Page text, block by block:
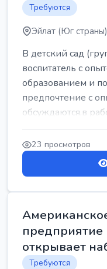
Требуются
Эйлат (Юг страны)
В детский сад
воспитатель с
образованием и
предпочтение с
обсуждаются.в
23 просмотров
предприятие
открывает
Требуются